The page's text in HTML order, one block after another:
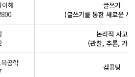
이해
글쓰기
(글쓰기를 통한 새로운 세
논리적 사고
(관찰, 추론, 가
공학
컴퓨팅